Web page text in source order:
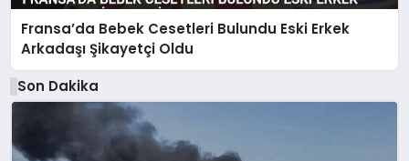
Fransa’da Bebek Cesetleri Bulundu Eski Erkek
Arkadaşı Şikayetçi Oldu
Son Dakika